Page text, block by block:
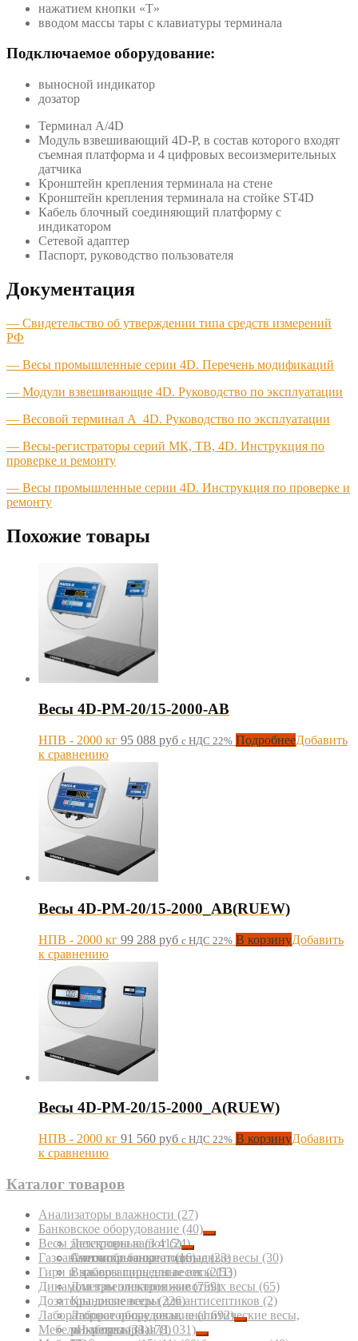
нажатием кнопки «T»
вводом массы тары с клавиатуры терминала
Подключаемое оборудование:
выносной индикатор
дозатор
Терминал A/4D
Модуль взвешивающий 4D-P, в состав которого входят
съемная платформа и 4 цифровых весоизмерительных
датчика
Кронштейн крепления терминала на стене
Кронштейн крепления терминала на стойке ST4D
Кабель блочный соединяющий платформу с
индикатором
Сетевой адаптер
Паспорт, руководство пользователя
Документация
— Свидетельство об утверждении типа средств измерений
РФ
— Весы промышленные серии 4D. Перечень модификаций
— Модули взвешивающие 4D. Руководство по эксплуатации
— Весовой терминал A_4D. Руководство по эксплуатации
— Весы-регистраторы серий МК, ТВ, 4D. Инструкция по
проверке и ремонту
— Весы промышленные серии 4D. Инструкция по проверке и
ремонту
Похожие товары
Весы 4D-PM-20/15-2000-AB
НПВ - 2000 кг 95 088 руб с НДС 22% ПодробнееДобавить
к сравнению
Весы 4D-PM-20/15-2000_AB(RUEW)
НПВ - 2000 кг 99 288 руб с НДС 22% В корзинуДобавить
к сравнению
Весы 4D-PM-20/15-2000_A(RUEW)
НПВ - 2000 кг 91 560 руб с НДС 22% В корзинуДобавить
к сравнению
Каталог товаров
Анализаторы влажности (27)
Банковское оборудование (40)
Детекторы валют(24)
Счетчики банкнот(16)
Весы электронные(3 415)
Автомобильные подкладные весы (30)
Взрывозащищенные весы(53)
Для взвешивания животных весы (65)
Крановые весы(226)
Лабораторные весы, аналитические весы,
микровесы(1 178)
Газоанализаторы портативные(23)
Гири и наборы гирь для весов(211)
Динамометры электронные(759)
Дозаторы диспенсеры для антисептиков (2)
Лабораторное оборудование(1 692)
pH-метры(33)
Мебель лабораторная(1 031)